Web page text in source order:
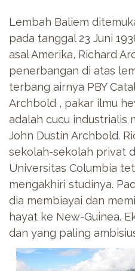
Lembah Baliem
pada tanggal 23 Juni
asal Amerika, Richard
penerbangan di atas
terbang airnya PBY
Archbold , pakar ilmu
adalah cucu industrialis
John Dustin Archbold.
sekolah-sekolah privat
Universitas Columbia
mengakhiri studinya.
dia membiayai dan
hayat ke New-Guinea.
dan yang paling